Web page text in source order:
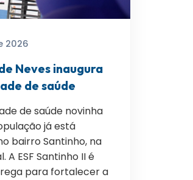
2026
Neves inaugura
de saúde
de saúde novinha
já está
bairro Santinho, na
A ESF Santinho II é
para fortalecer a